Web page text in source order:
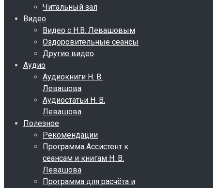
Читальный зал
Видео
Видео с Н.В. Левашовым
Оздоровительные сеансы
Другие видео
Аудио
Аудиокниги Н. В.
Левашова
Аудиостатьи Н. В.
Левашова
Полезное
Рекомендации
Программа Ассистент к
сеансам и книгам Н. В.
Левашова
Программа для расчёта и